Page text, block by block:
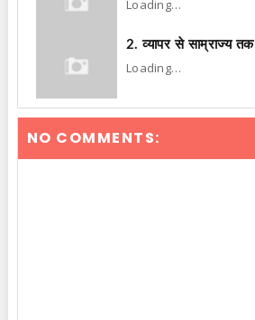
Loading…
2. व्यापर से साम्राज्य तक
Loading…
NO COMMENTS: